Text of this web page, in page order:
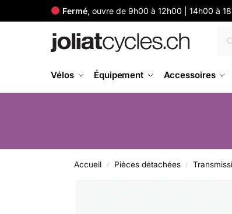
Fermé, ouvre de 9h00 à 12h00 | 14h00 à
Vélos Équipement Accessoires
Accueil / Pièces détachées /